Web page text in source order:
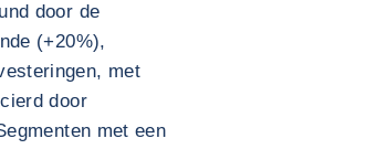
door de
(+20%),
met
door
met een